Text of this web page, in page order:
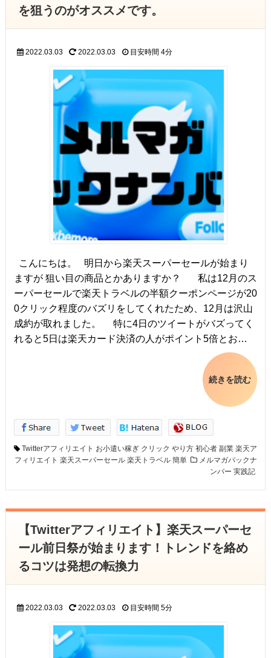
を狙うのがオススメです。
2022.03.03 2022.03.03 目安時間 4分
こんにちは。 明日から楽天スーパーセールが始まり
ますが 狙い目の商品とかありますか？ 私は12月のス
ーパーセールで楽天トラベルの半額クーポンページが20
0クリック程度のバズリをしてくれたため、12月は沢山
成約が取れました。 特に4日のツイートがバズってく
れると5日は楽天カード決済の人がポイント5倍とお…
続きを読む
Twitterアフィリエイト お小遣い稼ぎ クリック やり方 初心者 副業 楽天ア
フィリエイト 楽天スーパーセール 楽天トラベル 簡単
メルマガバックナ
ンバー 実践記
【Twitterアフィリエイト】楽天スーパーセ
ール前日祭が始まります！トレンドを絡め
るコツは発想の転換力
2022.03.03 2022.03.03 目安時間 5分